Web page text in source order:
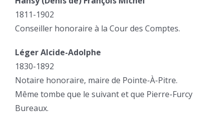
1811-1902
Conseiller honoraire à la Cour des Comptes.
Léger Alcide-Adolphe
1830-1892
Notaire honoraire, maire de Pointe-À-Pitre.
Même tombe que le suivant et que Pierre-Furcy
Bureaux.